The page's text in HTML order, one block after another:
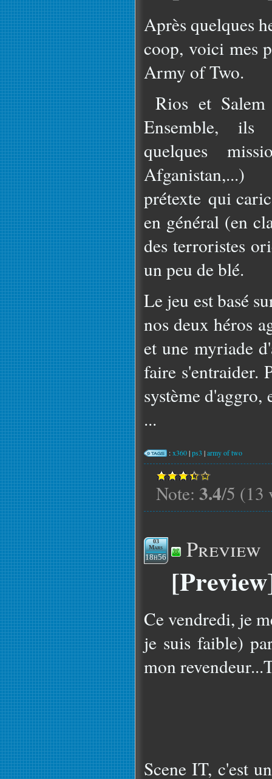
Après quelques
coop, voici mes
Army of Two.
Rios et Salem
Ensemble, ils
quelques
prétexte qui
en général (en
des terroristes
un peu de blé.
Le jeu est basé
nos deux héros
et une myriade
faire s'entraider.
système
...
:x360|ps3 |army of two
Note: 3.4/5 (13
03
Mars
18h56 Preview
Ce vendredi, je
je suis faible)
mon
Scene IT, c'est